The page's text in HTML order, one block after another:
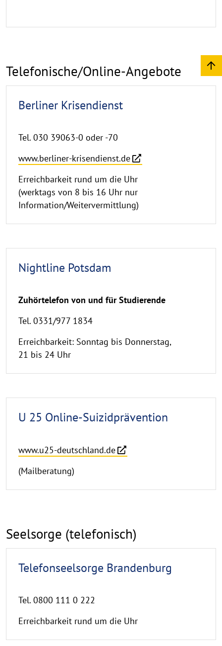
Telefonische/Online-Angebote
Berliner Krisendienst
Tel. 030 39063-0 oder -70
www.berliner-krisendienst.de
Erreichbarkeit rund um die Uhr
(werktags von 8 bis 16 Uhr nur
Information/Weitervermittlung)
Nightline Potsdam
Zuhörtelefon von und für Studierende
Tel. 0331/977 1834
Erreichbarkeit: Sonntag bis Donnerstag,
21 bis 24 Uhr
U 25 Online-Suizidprävention
www.u25-deutschland.de
(Mailberatung)
Seelsorge (telefonisch)
Telefonseelsorge Brandenburg
Tel. 0800 111 0 222
Erreichbarkeit rund um die Uhr